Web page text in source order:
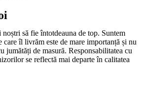
să fie întotdeauna de top. Suntem
care îl livrăm este de mare importanță și nu
jumătăți de masură. Responsabilitatea cu
se reflectă mai departe în calitatea